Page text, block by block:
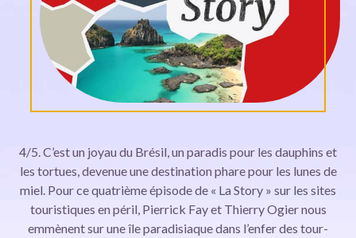
4/5. C’est un joyau du Brésil, un paradis pour les dauphins et
les tortues, devenue une destination phare pour les lunes de
miel. Pour ce quatrième épisode de « La Story » sur les sites
touristiques en péril, Pierrick Fay et Thierry Ogier nous
emmènent sur une île paradisiaque dans l’enfer des tour-